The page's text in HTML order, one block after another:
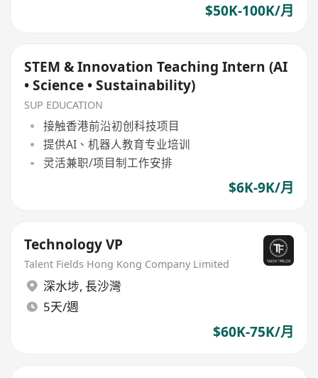
$50K-100K/月
STEM & Innovation Teaching Intern (AI
• Science • Sustainability)
SUP EDUCATION
接触香港前沿初创科技项目
提供AI、机器人教育专业培训
灵活兼职/项目制工作安排
$6K-9K/月
Technology VP
Talent Fields Hong Kong Company Limited
深水埗, 長沙灣
5天/週
$60K-75K/月